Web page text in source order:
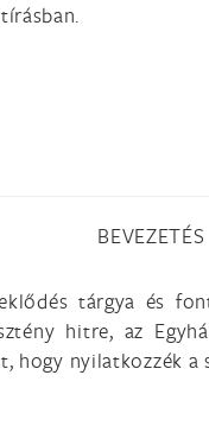
BEVEZETÉS
tárgya és
hitre, az
hogy nyilatkozzék a